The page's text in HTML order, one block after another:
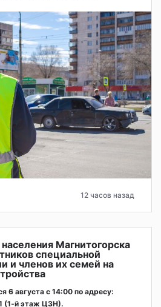
12 часов назад
Магнитогорска
специальной
и членов их семей на
6 августа с 14:00 по адресу:
(1‑й этаж ЦЗН).